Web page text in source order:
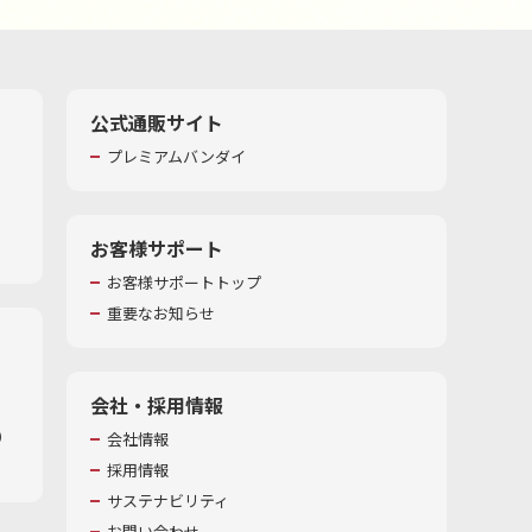
公式通販サイト
プレミアムバンダイ
お客様サポート
お客様サポートトップ
重要なお知らせ
会社・採用情報
会社情報
採用情報
サステナビリティ